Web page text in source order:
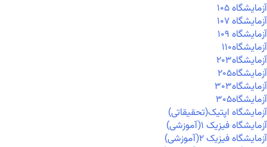
آزمايشگاه ۱۰۵
آزمايشگاه ۱۰۷
آزمايشگاه ۱۰۹
آزمايشگاه۱۱۰
آزمايشگاه۲۰۳
آزمايشگاه۲۰۵
آزمايشگاه۳۰۳
آزمايشگاه۳۰۵
آزمایشگاه اپتیک(تحقیقاتی)
آزمایشگاه فیزیک ۱(آموزشی)
آزمایشگاه فیزیک ۲(آموزشی)